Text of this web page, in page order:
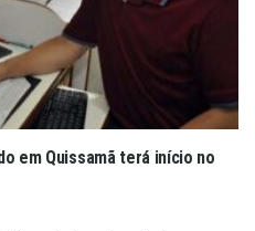
em Quissamã terá início no